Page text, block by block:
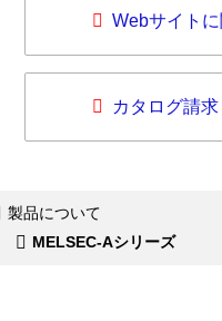
Webサイト
カタログ請求
製品について
MELSEC-Aシリーズ